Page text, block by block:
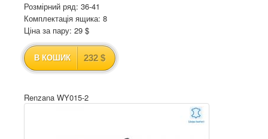
Розмірний ряд: 36-41
Комплектація ящика: 8
Ціна за пару: 29 $
В КОШИК 232 $
Renzana WY015-2